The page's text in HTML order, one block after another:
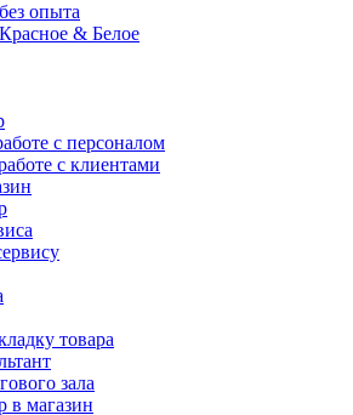
опыта
& Белое
с персоналом
с клиентами
товара
зала
в магазин